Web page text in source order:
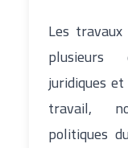
Les
plusieurs
juridiques
travail,
politiques